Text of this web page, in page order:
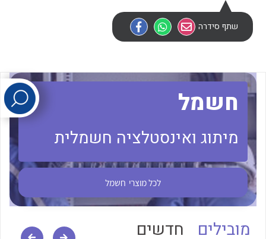
לכל מוצרי היצרן
שתף סידרה
חשמל
מיתוג ואינסטלציה חשמלית
לכל מוצרי חשמל
מובילים חדשים